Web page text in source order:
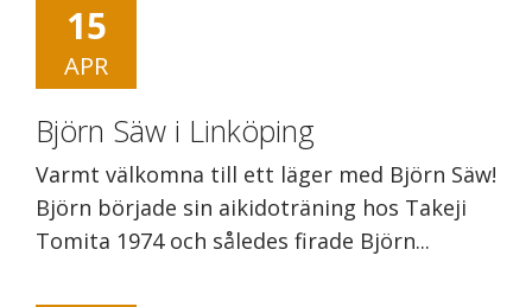
15
APR
Björn Säw i Linköping
Varmt välkomna till ett läger med Björn Säw!
Björn började sin aikidoträning hos Takeji
Tomita 1974 och således firade Björn...